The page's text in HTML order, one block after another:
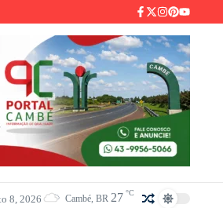
8, 2026 Cambé, BR 27 °C